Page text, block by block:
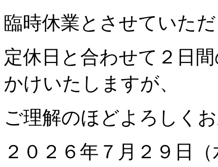
臨時休業とさせていた
定休日と合わせて２日
かけいたしますが、
ご理解のほどよろしく
２０２６年７月２９日